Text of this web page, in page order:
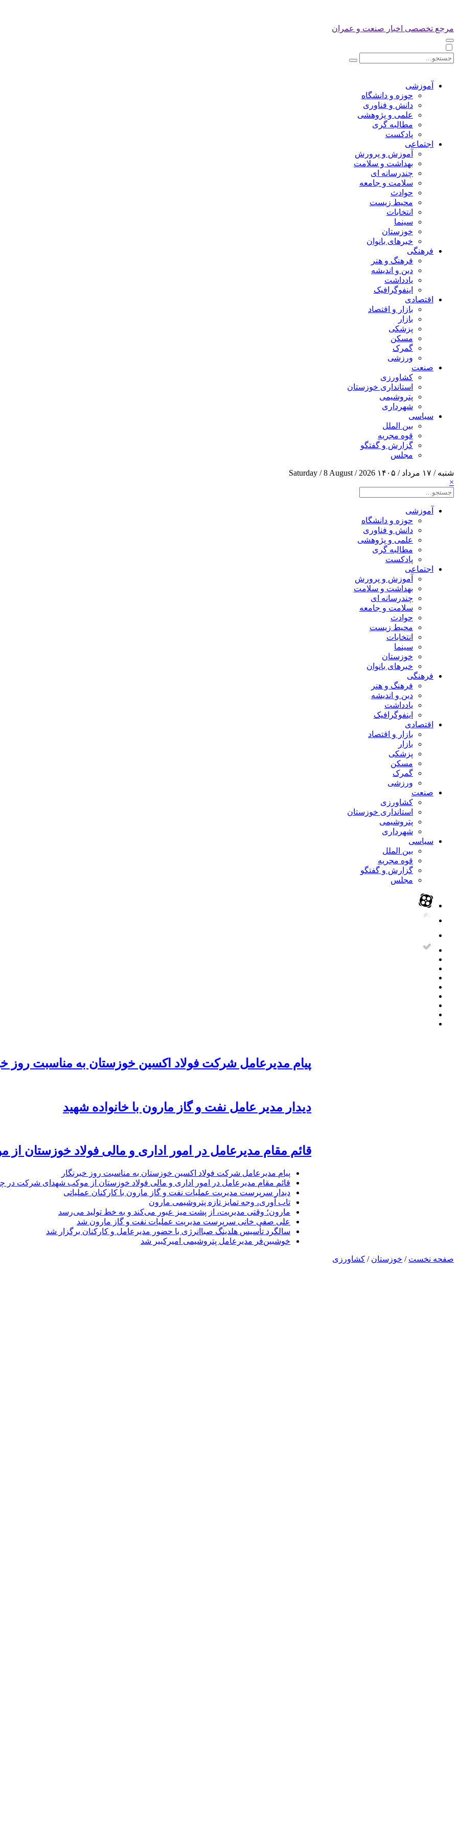
مرجع تخصصی اخبار صنعت و عمران
آموزشی
حوزه و دانشگاه
دانش و فناوری
علمی و پژوهشی
مطالبه گری
پادکست
اجتماعی
آموزش و پرورش
بهداشت و سلامت
چندرسانه ای
سلامت و جامعه
حوادث
محیط زیست
انتخابات
سینما
خوزستان
خبرهای بانوان
فرهنگی
فرهنگ و هنر
دین و اندیشه
یادداشت
اینفوگرافیک
اقتصادی
بازار و اقتصاد
بازار
پزشکی
مسکن
گمرک
ورزشی
صنعت
کشاورزی
استانداری خوزستان
پتروشیمی
شهرداری
سیاسی
بین الملل
قوه مجریه
گزارش و گفتگو
مجلس
شنبه / ۱۷ مرداد / ۱۴۰۵
Saturday / 8 August / 2026
×
آموزشی
حوزه و دانشگاه
دانش و فناوری
علمی و پژوهشی
مطالبه گری
پادکست
اجتماعی
آموزش و پرورش
بهداشت و سلامت
چندرسانه ای
سلامت و جامعه
حوادث
محیط زیست
انتخابات
سینما
خوزستان
خبرهای بانوان
فرهنگی
فرهنگ و هنر
دین و اندیشه
یادداشت
اینفوگرافیک
اقتصادی
بازار و اقتصاد
بازار
پزشکی
مسکن
گمرک
ورزشی
صنعت
کشاورزی
استانداری خوزستان
پتروشیمی
شهرداری
سیاسی
بین الملل
قوه مجریه
گزارش و گفتگو
مجلس
پیام مدیرعامل شرکت فولاد اکسین خوزستان به مناسبت روز
دیدار مدیر عامل نفت و گاز مارون با خانواده شهید
قائم مقام مدیرعامل در امور اداری و مالی فولاد خوزستان
پیام مدیرعامل شرکت فولاد اکسین خوزستان به مناسبت روز خبرنگار
قائم مقام مدیرعامل در امور اداری و مالی فولاد خوزستان از موکب شهدای شرکت در
دیدار سرپرست مدیریت عملیات نفت و گاز مارون با کارکنان عملیاتی
تاب آوری، وجه تمایز تازه پتروشیمی مارون
مارون؛ وقتی مدیریت، از پشت میز عبور می‌کند و به خط تولید می‌رسد
علی صفی خانی سرپرست مدیریت عملیات نفت و گاز مارون شد
سالگرد تأسیس هلدینگ صباانرژی با حضور مدیرعامل و کارکنان برگزار شد
خوشبین‌فر مدیرعامل پتروشیمی امیرکبیر شد
صفحه نخست / خوزستان / کشاورزی